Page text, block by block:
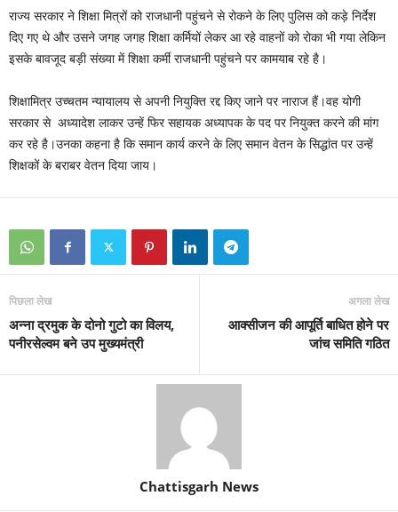
राज्य सरकार ने शिक्षा मित्रों को राजधानी पहुंचने से रोकने के लिए पुलिस को कड़े निर्देश
दिए गए थे और उसने जगह जगह शिक्षा कर्मियों लेकर आ रहे वाहनों को रोका भी गया लेकिन
इसके बावजूद बड़ी संख्या में शिक्षा कर्मी राजधानी पहुंचने पर कामयाब रहे है।
शिक्षामित्र उच्चतम न्यायालय से अपनी नियुक्ति रद्द किए जाने पर नाराज हैं।वह योगी
सरकार से अध्यादेश लाकर उन्हें फिर सहायक अध्यापक के पद पर नियुक्त करने की मांग
कर रहे है।उनका कहना है कि समान कार्य करने के लिए समान वेतन के सिद्धांत पर उन्हें
शिक्षकों के बराबर वेतन दिया जाय।
पिछला लेख
अन्ना द्रमुक के दोनो गुटो का विलय,
पनीरसेल्वम बने उप मुख्यमंत्री
अगला लेख
आक्सीजन की आपूर्ति बाधित होने पर
जांच समिति गठित
Chattisgarh News